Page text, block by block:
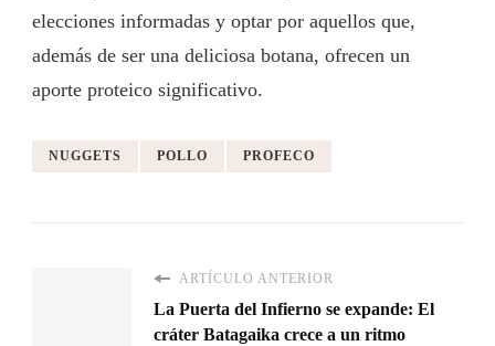
elecciones informadas y optar por aquellos que,
además de ser una deliciosa botana, ofrecen un
aporte proteico significativo.
NUGGETS POLLO PROFECO
ARTÍCULO ANTERIOR
La Puerta del Infierno se expande: El
cráter Batagaika crece a un ritmo